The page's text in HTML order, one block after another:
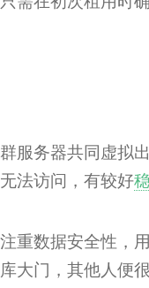
服务器共同虚拟
法访问，有较好
重数据安全性，
库大门，其他人便